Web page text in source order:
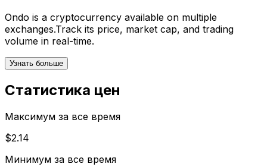
Ondo is a cryptocurrency available on multiple
exchanges.Track its price, market cap, and trading
volume in real-time.
Узнать больше
Статистика цен
Максимум за все время
$2.14
Минимум за все время